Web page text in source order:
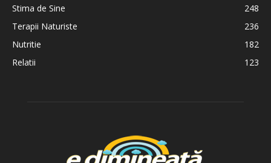
Stima de Sine
248
Terapii Naturiste
236
Nutritie
182
Relatii
123